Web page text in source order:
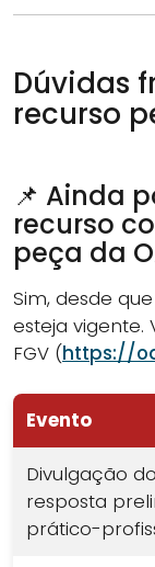
Dúvidas
recurso
📌 Ainda
recurso
peça da
Sim, desde
esteja vigente.
FGV (https://
Evento
Divulgação
resposta
prático-